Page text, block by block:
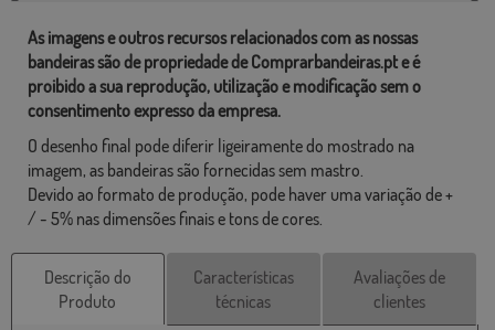
As imagens e outros recursos relacionados com as nossas
bandeiras são de propriedade de Comprarbandeiras.pt e é
proibido a sua reprodução, utilização e modificação sem o
consentimento expresso da empresa.
O desenho final pode diferir ligeiramente do mostrado na
imagem, as bandeiras são fornecidas sem mastro.
Devido ao formato de produção, pode haver uma variação de +
/ - 5% nas dimensões finais e tons de cores.
Descrição do
Produto
Características
técnicas
Avaliações de
clientes